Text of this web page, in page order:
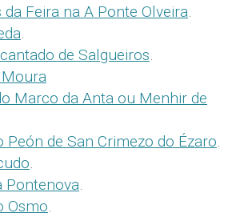
da Feira na A Ponte Olveira.
.
de Salgueiros.
Marco da Anta ou Menhir de
Peón de San Crimezo do Ézaro.
.
Pontenova.
Osmo.